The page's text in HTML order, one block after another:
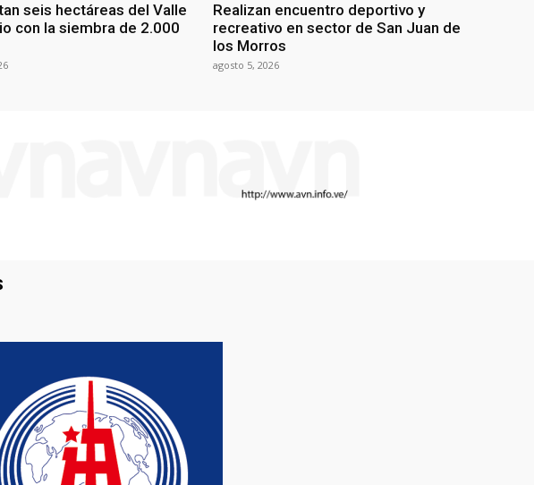
seis hectáreas del Valle
con la siembra de 2.000
Realizan encuentro deportivo y
recreativo en sector de San Juan de
los Morros
agosto 5, 2026